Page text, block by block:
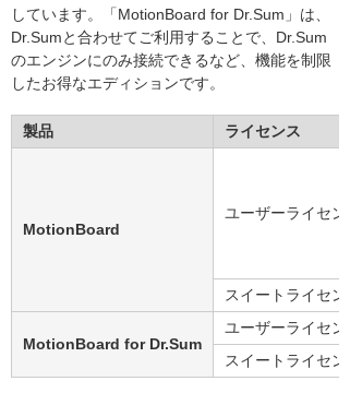
しています。「MotionBoard for Dr.Sum」は、
Dr.Sumと合わせてご利用することで、Dr.Sum
のエンジンにのみ接続できるなど、機能を制限
したお得なエディションです。
製品 ライセンス
MotionBoard
ユーザーライセン
スイートライセン
MotionBoard for Dr.Sum
ユーザーライセン
スイートライセン